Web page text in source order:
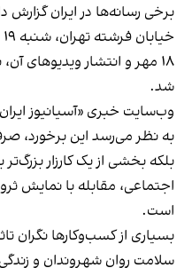
برخی رسانه‌ها در ایران
۱۸ مهر و انتشار ویدیوهای
شد.
وب‌سایت خبری «آسیانیوز
به نظر می‌رسد این برخورد،
بلکه بخشی از یک کارزار
اجتماعی، مقابله با نمایش
است.
بسیاری از کسب‌وکارها نگران
سلامت روان شهروندان و